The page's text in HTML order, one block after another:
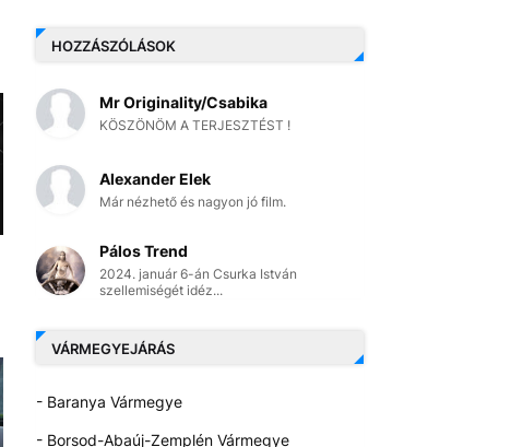
HOZZÁSZÓLÁSOK
Mr Originality/Csabika
KÖSZÖNÖM A TERJESZTÉST !
Alexander Elek
Már nézhető és nagyon jó film.
Pálos Trend
2024. január 6-án Csurka István
szellemiségét idéz...
VÁRMEGYEJÁRÁS
- Baranya Vármegye
- Borsod-Abaúj-Zemplén Vármegye